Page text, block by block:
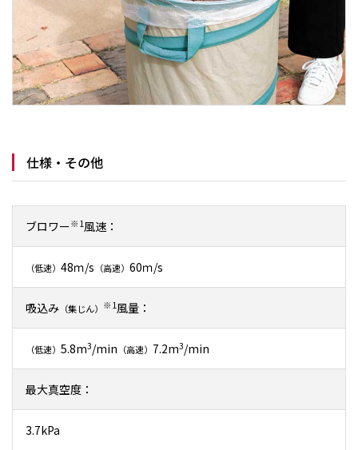
仕様・その他
ブロワー※1風速：
（低速） 48ｍ/s （高速） 60ｍ/s
吸込み （集じん） ※1風量：
（低速） 5.8m3/min （高速） 7.2m3/min
最大真空度：
3.7kPa